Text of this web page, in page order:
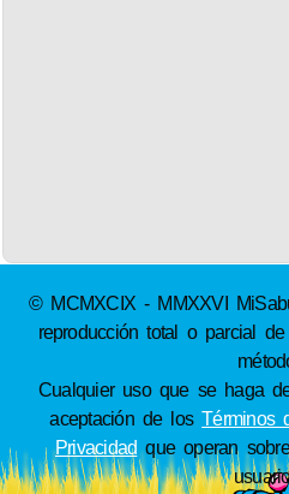
© MCMXCIX - MMXXVI
reproducción total o parcial
Cualquier uso que se haga
aceptación de losTérminos
Privacidad que operan